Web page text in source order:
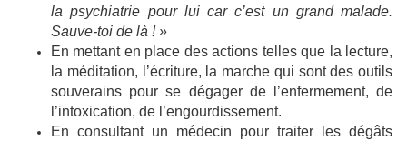
la psychiatrie pour lui car c’est un grand malade.
Sauve-toi de là ! »
En mettant en place des actions telles que la lecture,
la méditation, l’écriture, la marche qui sont des outils
souverains pour se dégager de l’enfermement, de
l’intoxication, de l’engourdissement.
En consultant un médecin pour traiter les dégâts